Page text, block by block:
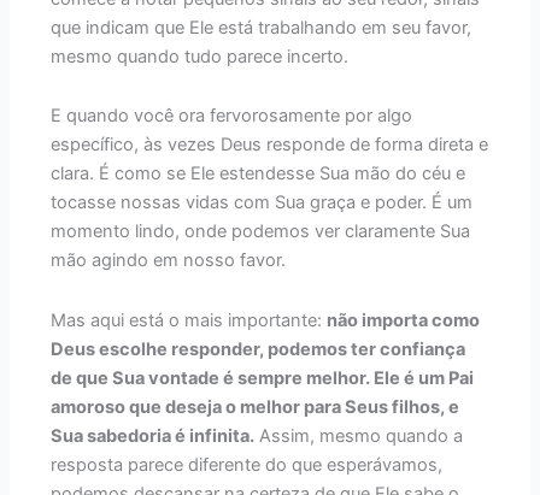
que indicam que Ele está trabalhando em seu favor,
mesmo quando tudo parece incerto.
E quando você ora fervorosamente por algo
específico, às vezes Deus responde de forma direta e
clara. É como se Ele estendesse Sua mão do céu e
tocasse nossas vidas com Sua graça e poder. É um
momento lindo, onde podemos ver claramente Sua
mão agindo em nosso favor.
Mas aqui está o mais importante: não importa como
Deus escolhe responder, podemos ter confiança
de que Sua vontade é sempre melhor. Ele é um Pai
amoroso que deseja o melhor para Seus filhos, e
Sua sabedoria é infinita. Assim, mesmo quando a
resposta parece diferente do que esperávamos,